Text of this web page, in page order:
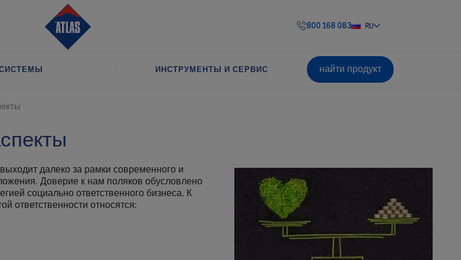
800 168 083 RU
ИНСТРУМЕНТЫ И СЕРВИС найти продукт
далеко за рамки современного и
Доверие к нам поляков обусловлено
социально ответственного бизнеса. К
ответственности относятся: